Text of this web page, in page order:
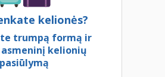
kelionės?
trumpą formą ir
kelionių
pasiūlymą